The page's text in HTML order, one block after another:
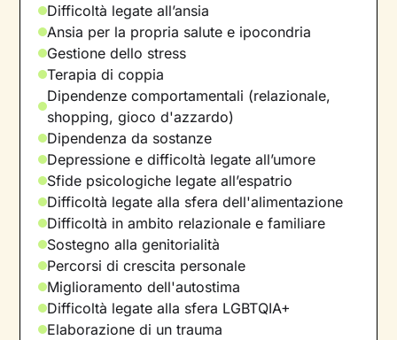
Difficoltà legate all’ansia
Ansia per la propria salute e ipocondria
Gestione dello stress
Terapia di coppia
Dipendenze comportamentali (relazionale,
shopping, gioco d'azzardo)
Dipendenza da sostanze
Depressione e difficoltà legate all’umore
Sfide psicologiche legate all’espatrio
Difficoltà legate alla sfera dell'alimentazione
Difficoltà in ambito relazionale e familiare
Sostegno alla genitorialità
Percorsi di crescita personale
Miglioramento dell'autostima
Difficoltà legate alla sfera LGBTQIA+
Elaborazione di un trauma